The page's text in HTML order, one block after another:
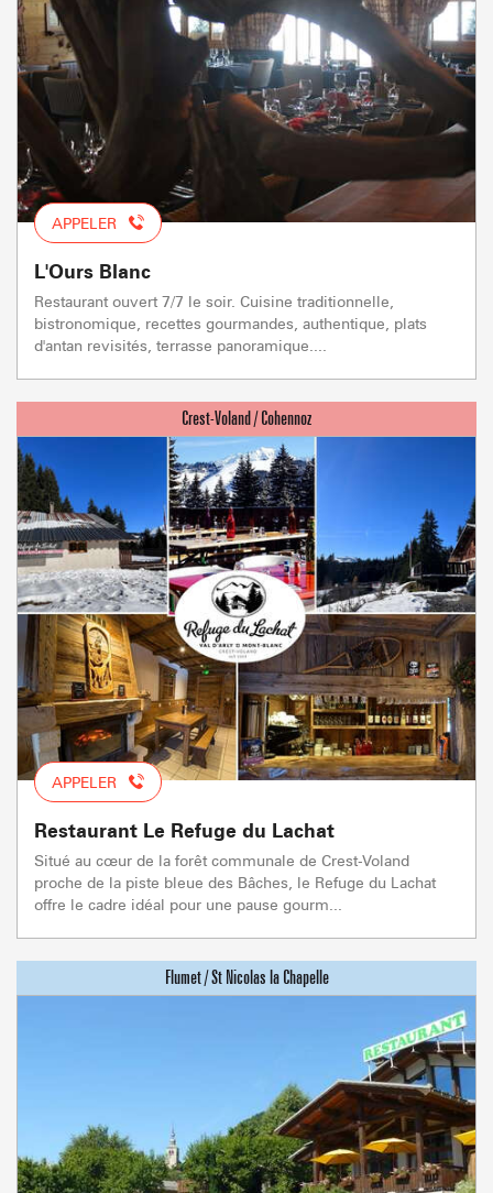
APPELER
L'Ours Blanc
Restaurant ouvert 7/7 le soir. Cuisine traditionnelle,
bistronomique, recettes gourmandes, authentique, plats
d'antan revisités, terrasse panoramique....
APPELER
Restaurant Le Refuge du Lachat
Situé au cœur de la forêt communale de Crest-Voland
proche de la piste bleue des Bâches, le Refuge du Lachat
offre le cadre idéal pour une pause gourm...